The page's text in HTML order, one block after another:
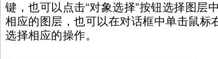
键，也可以点击“对象选择”按钮选择图层
相应的图层，也可以在对话框中单击鼠标
选择相应的操作。